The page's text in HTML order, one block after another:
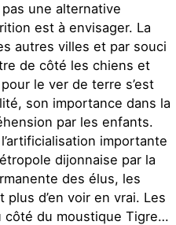
pas une alternative
est à envisager. La
autres villes et par souci
de côté les chiens et
le ver de terre s’est
son importance dans la
par les enfants.
importante
dijonnaise par la
des élus, les
d’en voir en vrai. Les
côté du moustique Tigre…